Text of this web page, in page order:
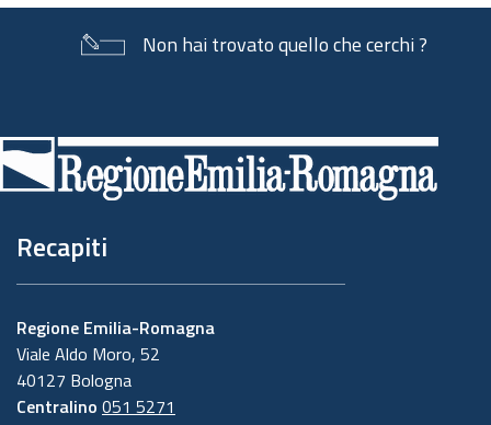
Non hai trovato quello che cerchi ?
di
pagina
Recapiti
Regione Emilia-Romagna
Viale Aldo Moro, 52
40127 Bologna
Centralino 051 5271